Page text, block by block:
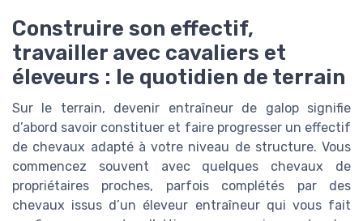
Construire son effectif,
travailler avec cavaliers et
éleveurs : le quotidien de terrain
Sur le terrain, devenir entraîneur de galop signifie
d’abord savoir constituer et faire progresser un effectif
de chevaux adapté à votre niveau de structure. Vous
commencez souvent avec quelques chevaux de
propriétaires proches, parfois complétés par des
chevaux issus d’un éleveur entraîneur qui vous fait